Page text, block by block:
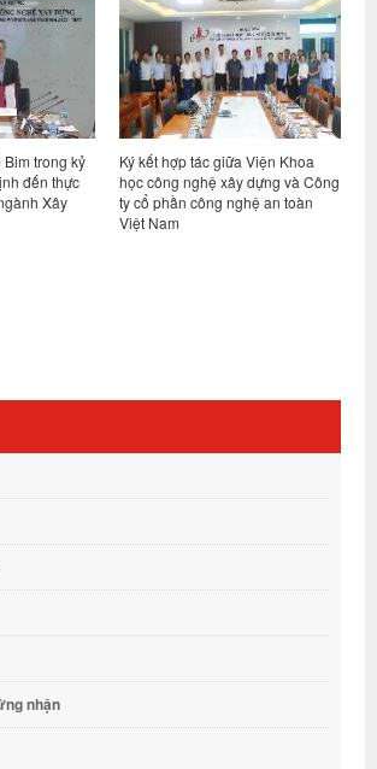
giữa Viện Khoa
xây dựng và Công
nghệ an toàn
Hội nghị sơ kết thực hiện nhiệm
vụ 6 tháng đầu năm và triển
nhiệm vụ kế hoạch các tháng
cuối năm 2026
nhận